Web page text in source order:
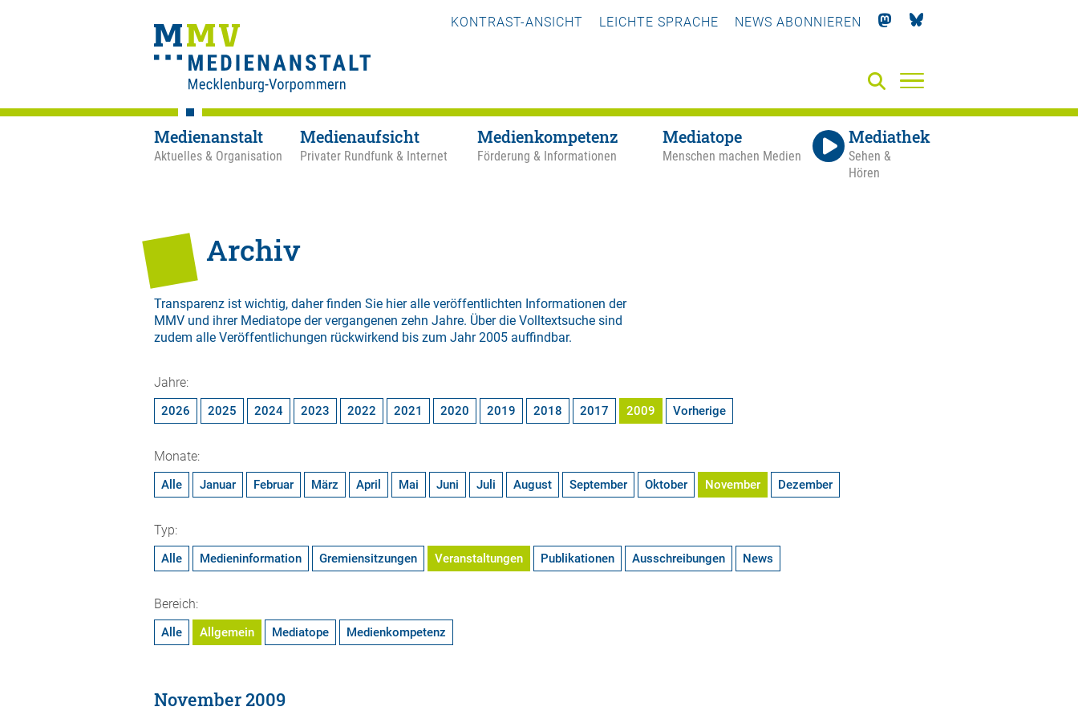
KONTRAST-ANSICHT LEICHTE SPRACHE NEWS ABONNIEREN
Medienanstalt
Aktuelles & Organisation
Medienaufsicht
Privater Rundfunk & Internet
Medienkompetenz
Förderung & Informationen
Mediatope
Menschen machen Medien
Mediathek
Sehen &
Hören
Archiv
Transparenz ist wichtig, daher finden Sie hier alle veröffentlichten Informationen der
MMV und ihrer Mediatope der vergangenen zehn Jahre. Über die Volltextsuche sind
zudem alle Veröffentlichungen rückwirkend bis zum Jahr 2005 auffindbar.
Jahre:
2026 2025 2024 2023 2022 2021 2020 2019 2018 2017 2009 Vorherige
Monate:
Alle Januar Februar März April Mai Juni Juli August September Oktober November Dezember
Typ:
Alle Medieninformation Gremiensitzungen Veranstaltungen Publikationen Ausschreibungen News
Bereich:
Alle Allgemein Mediatope Medienkompetenz
November 2009